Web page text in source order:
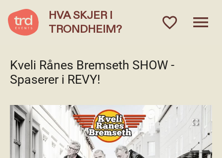
HVA SKJER I
TRONDHEIM?
favorite_outlinedmenu
Kveli Rånes Bremseth SHOW -
Spaserer i REVY!
fullscreen